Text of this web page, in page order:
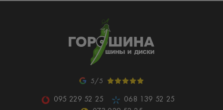
5/5
095 229 52 25
068 139 52 25